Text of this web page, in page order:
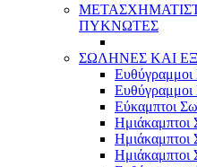
ΠΥΚΝΩΤΕΣ
ΣΩΛΗΝΕΣ ΚΑΙ
Ευθύγραμμοι
Εύκαμπτοι
Ημιάκαμπτοι
Ημιάκαμπτοι
Ημιάκαμπτοι